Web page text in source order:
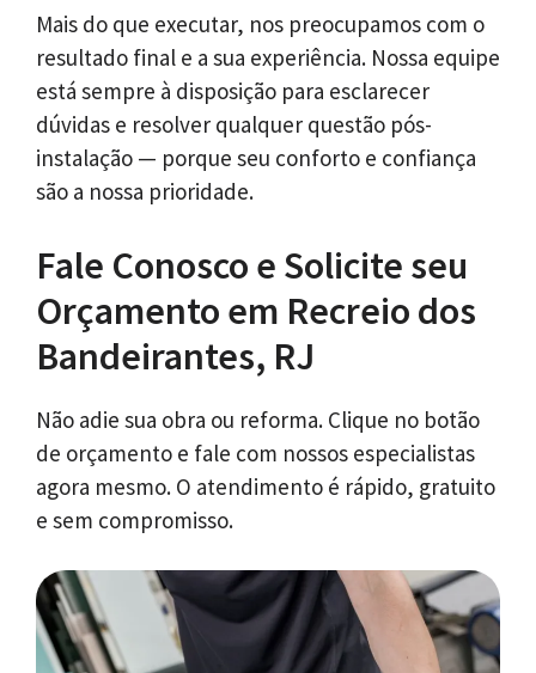
Mais do que executar, nos preocupamos com o
resultado final e a sua experiência. Nossa equipe
está sempre à disposição para esclarecer
dúvidas e resolver qualquer questão pós-
instalação — porque seu conforto e confiança
são a nossa prioridade.
Fale Conosco e Solicite seu
Orçamento em Recreio dos
Bandeirantes, RJ
Não adie sua obra ou reforma. Clique no botão
de orçamento e fale com nossos especialistas
agora mesmo. O atendimento é rápido, gratuito
e sem compromisso.